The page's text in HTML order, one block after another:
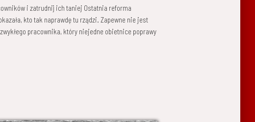
i zatrudnij ich taniej Ostatnia reforma
kto tak naprawdę tu rządzi. Zapewne nie jest
pracownika, który niejedne obietnice poprawy